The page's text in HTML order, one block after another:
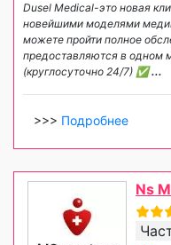
Dusel Medical-это новая
новейшими моделями
можете пройти полное
предоставляются в одном
(круглосуточно 24/7) ✅...
>>> Подробнее
Ns